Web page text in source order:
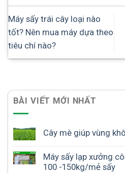
Máy sấy trái cây loại nào
tốt? Nên mua máy dựa theo
tiêu chí nào?
BÀI VIẾT MỚI NHẤT
Cây mè giúp vùng
Máy sấy lạp xưởng
100 -150kg/mẻ sấy